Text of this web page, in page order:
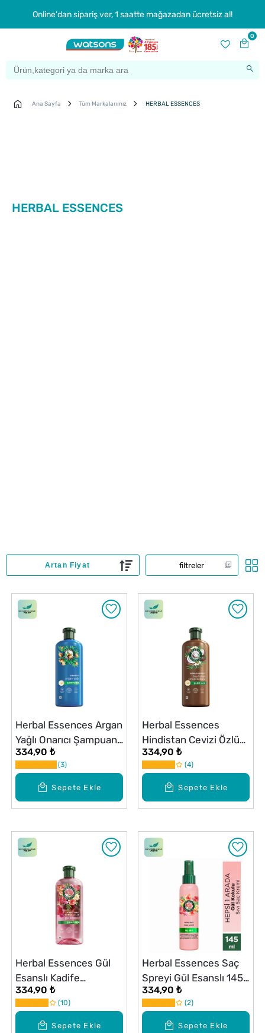
Online'dan sipariş ver, 1 saatte mağazadan ücretsiz al!
0
Ana Sayfa Tüm Markalarımız HERBAL ESSENCES
HERBAL ESSENCES
filtreler
Sepete Ekle
Herbal Essences Argan
Yağlı Onarıcı Şampuan
350 ml
334,90 ₺
3
Sepete Ekle
Herbal Essences
Hindistan Cevizi Özlü
Nemlendirici Şampuan
350 ml
334,90 ₺
4
Sepete Ekle
Herbal Essences Gül
Esanslı Kadife
Yumuşaklık Şampuan
350 ml
334,90 ₺
10
Sepete Ekle
Herbal Essences Saç
Spreyi Gül Esanslı 145
ml
334,90 ₺
2